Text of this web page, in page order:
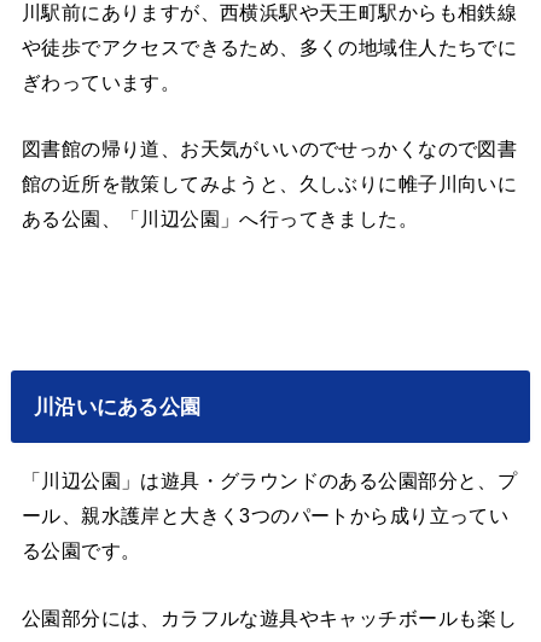
川駅前にありますが、西横浜駅や天王町駅からも相鉄線
や徒歩でアクセスできるため、多くの地域住人たちでに
ぎわっています。
図書館の帰り道、お天気がいいのでせっかくなので図書
館の近所を散策してみようと、久しぶりに帷子川向いに
ある公園、「川辺公園」へ行ってきました。
川沿いにある公園
「川辺公園」は遊具・グラウンドのある公園部分と、プ
ール、親水護岸と大きく3つのパートから成り立ってい
る公園です。
公園部分には、カラフルな遊具やキャッチボールも楽し